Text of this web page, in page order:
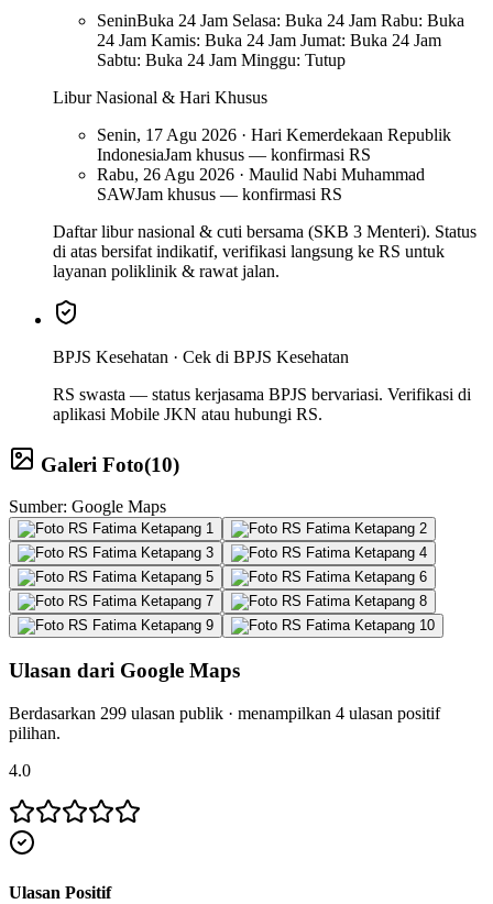
SeninBuka 24 Jam Selasa: Buka 24 Jam Rabu: Buka
24 Jam Kamis: Buka 24 Jam Jumat: Buka 24 Jam
Sabtu: Buka 24 Jam Minggu: Tutup
Libur Nasional & Hari Khusus
Senin, 17 Agu 2026 · Hari Kemerdekaan Republik
IndonesiaJam khusus — konfirmasi RS
Rabu, 26 Agu 2026 · Maulid Nabi Muhammad
SAWJam khusus — konfirmasi RS
Daftar libur nasional & cuti bersama (SKB 3 Menteri). Status
di atas bersifat indikatif, verifikasi langsung ke RS untuk
layanan poliklinik & rawat jalan.
BPJS Kesehatan · Cek di BPJS Kesehatan
RS swasta — status kerjasama BPJS bervariasi. Verifikasi di
aplikasi Mobile JKN atau hubungi RS.
Galeri Foto(10)
Sumber: Google Maps
Ulasan dari Google Maps
Berdasarkan 299 ulasan publik · menampilkan 4 ulasan positif
pilihan.
4.0
Ulasan Positif